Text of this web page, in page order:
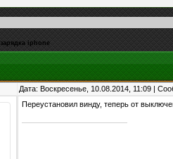
зарядка iphone
Дата: Воскресенье, 10.08.2014, 11:09 |
Переустановил винду, теперь от